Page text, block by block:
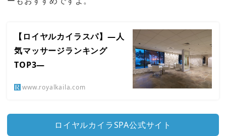
【ロイヤルカイラスパ】―人
気マッサージランキング
TOP3―
www.royalkaila.com
ロイヤルカイラSPA公式サイト